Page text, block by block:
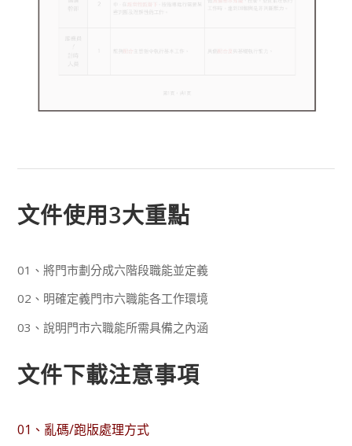
文件使用3大重點
01、將門市劃分成六階段職能並定義
02、明確定義門市六職能各工作環境
03、說明門市六職能所需具備之內涵
文件下載注意事項
01、亂碼/跑版處理方式